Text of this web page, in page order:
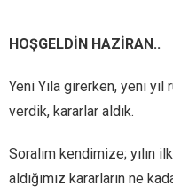
Destek Olduğum
Yürüttüğüm Projeler
HOŞGELDİN HAZİRAN..
Yeni Yıla girerken, yeni
verdik, kararlar aldık.
Soralım kendimize; yılın
aldığımız kararların ne